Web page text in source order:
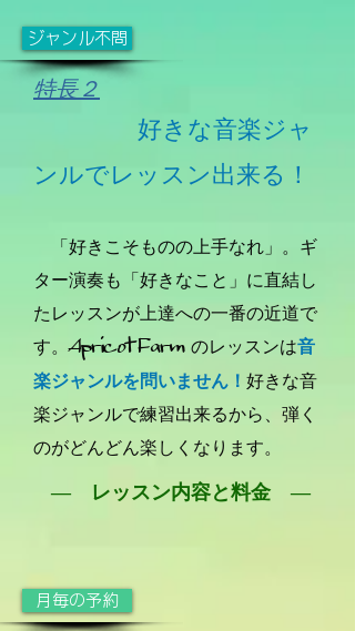
ジャンル不問
特長２
好きな音楽ジャ
ンルでレッスン出来る！
「好きこそものの上手なれ」。 ギ
ター演奏も「好きなこと」に直結し
たレッスンが上達への一番の近道で
す。Apricot Farm のレッスンは音
楽ジャンルを問いません！ 好きな音
楽ジャンルで練習出来るから、弾く
のがどんどん楽しくなります。
― レッスン内容と料金 ―
月毎の予約